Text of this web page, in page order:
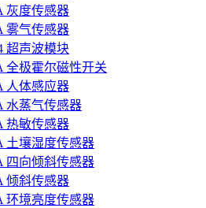
灰度传感器
雾气传感器
超声波模块
全极霍尔磁性开关
人体感应器
水蒸气传感器
热敏传感器
土壤湿度传感器
四向倾斜传感器
倾斜传感器
环境亮度传感器